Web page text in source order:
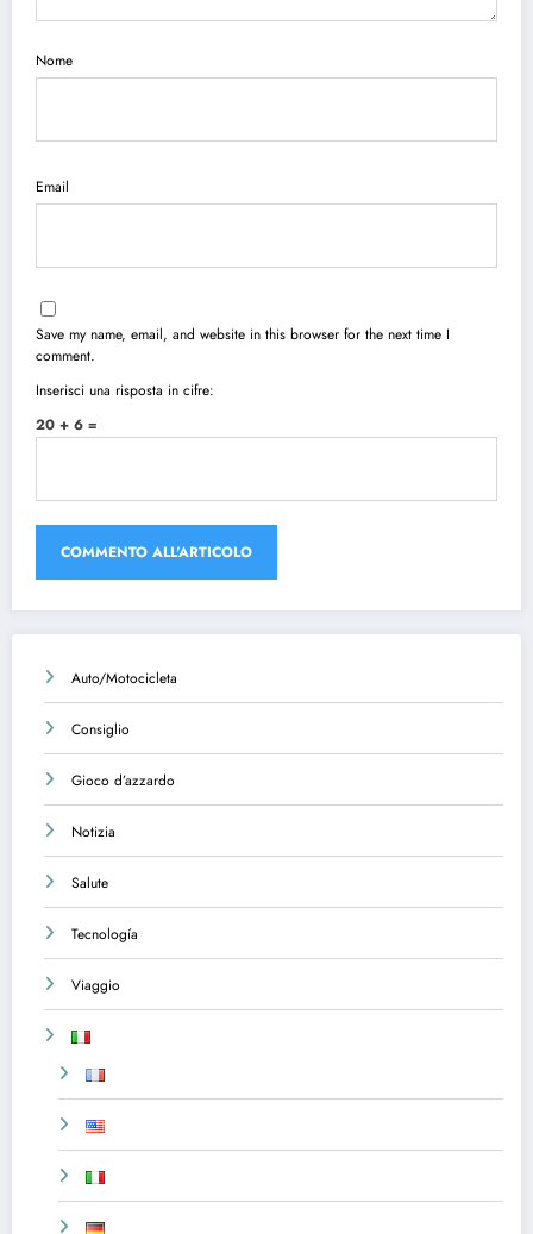
Nome
Email
Save my name, email, and website in this browser for the next time I
comment.
Inserisci una risposta in cifre:
20 + 6 =
Auto/Motocicleta
Consiglio
Gioco d’azzardo
Notizia
Salute
Tecnología
Viaggio